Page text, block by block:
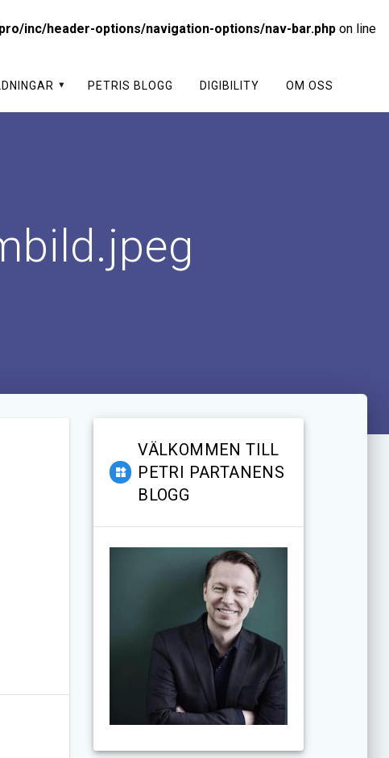
inc/header-options/navigation-options/nav-bar.php on line
PETRIS BLOGG DIGIBILITY OM OSS
VÄLKOMMEN TILL
PETRI PARTANENS
BLOGG